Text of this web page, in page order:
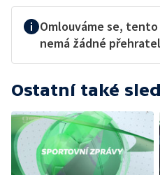
Omlouváme se,
nemá žádné
Ostatní také